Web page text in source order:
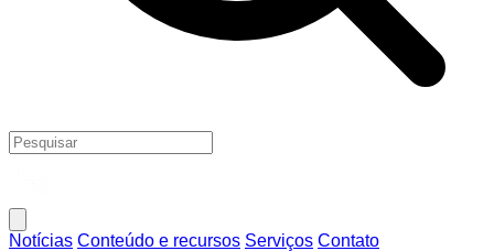
Notícias Conteúdo e recursos Serviços Contato